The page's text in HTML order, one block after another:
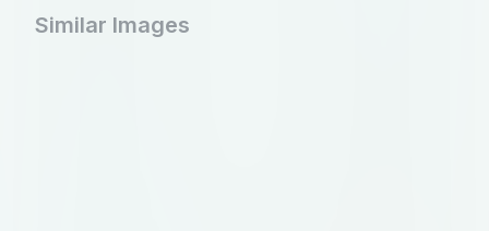
Similar Images